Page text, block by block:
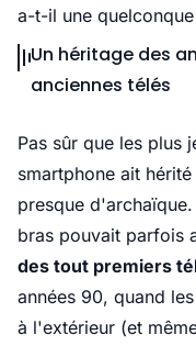
a-t-il une
Un héritage des
anciennes télés
Pas sûr que les plus
smartphone ait
presque
bras pouvait parfois
des tout premiers
années 90, quand
à l'extérieur (et